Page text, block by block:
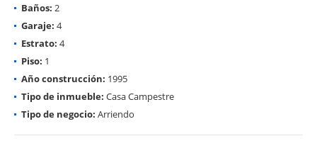
Baños: 2
Garaje: 4
Estrato: 4
Piso: 1
Año construcción: 1995
Tipo de inmueble: Casa Campestre
Tipo de negocio: Arriendo